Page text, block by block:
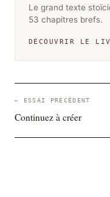
Le grand texte
53 chapitres brefs.
DÉCOUVRIR LE
← ESSAI PRÉCÉDENT
Continuez à créer